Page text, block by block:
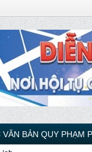
VĂN BẢN QUY PHẠM